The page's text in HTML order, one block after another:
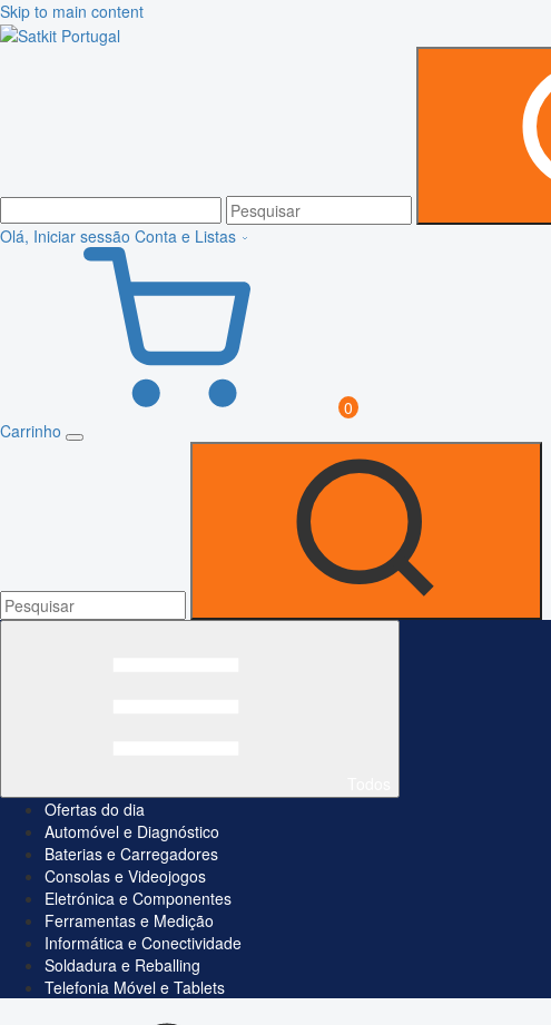
Skip to main content
Olá, Iniciar sessão Conta e Listas
0
Carrinho
Ofertas do dia
Automóvel e Diagnóstico
Baterias e Carregadores
Consolas e Videojogos
Eletrónica e Componentes
Ferramentas e Medição
Informática e Conectividade
Soldadura e Reballing
Telefonia Móvel e Tablets